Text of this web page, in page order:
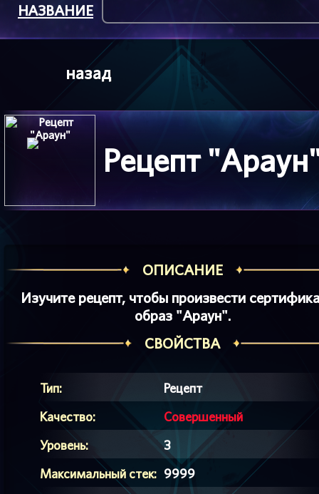
назад
НАЗВАНИЕ
Рецепт
ОПИСАНИЕ
Изучите рецепт, чтобы произвести
образ "Араун".
СВОЙСТВА
Тип:
Рецепт
Качество:
Совершенный
Уровень:
3
Максимальный стек: 9999